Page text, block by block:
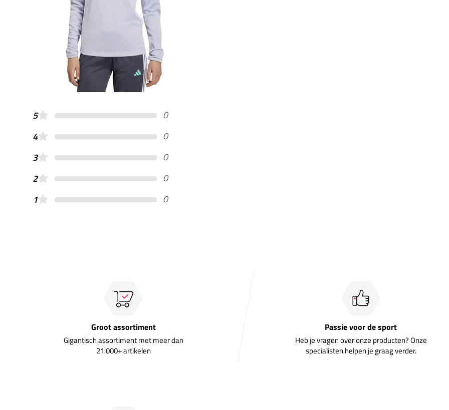
5
0
4
0
3
0
2
0
1
0
Groot assortiment
Gigantisch assortiment met meer dan
21.000+ artikelen
Passie voor de sport
Heb je vragen over onze producten? Onze
specialisten helpen je graag verder.